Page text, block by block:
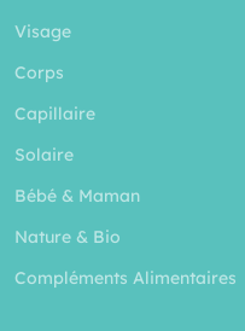
Visage
Corps
Capillaire
Solaire
Bébé & Maman
Nature & Bio
Compléments Alimentaires